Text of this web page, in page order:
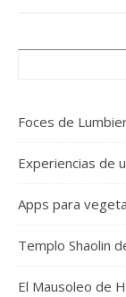
Foces de
Experiencias de
Apps para
Templo Shaolin
El Mausoleo de